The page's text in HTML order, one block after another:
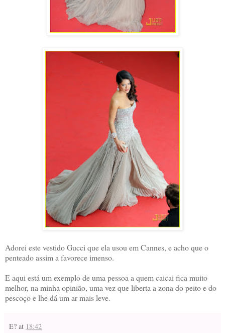
Adorei este vestido Gucci que ela usou em Cannes, e acho que o
penteado assim a favorece imenso.
E aqui está um exemplo de uma pessoa a quem caicai fica muito
melhor, na minha opinião, uma vez que liberta a zona do peito e do
pescoço e lhe dá um ar mais leve.
E? at 18:42